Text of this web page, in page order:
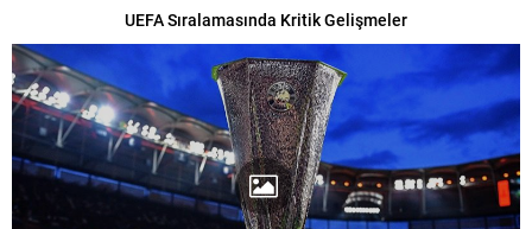
UEFA Sıralamasında Kritik Gelişmeler